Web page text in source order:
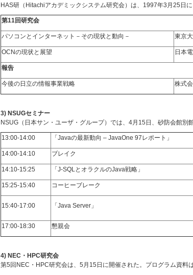
HAS研（Hitachiアカデミックシステム研究会）は、1997年3月25日に
第11回研究会
パソコンとインターネット－その現状と動向－ 東京
OCNの現状と展望 日本
報告
今後の日立の情報事業戦略 株式
3) NSUGセミナー
NSUG（日本サン・ユーザ・グループ）では、4月15日、砂防会館別
13:00-14:00 「Javaの最新動向 – JavaOne 97レポート」
14:00-14:10 ブレイク
14:10-15:25 「J-SQLとオラクルのJava戦略」
15:25-15:40 コーヒーブレーク
15:40-17:00 「Java Server」
17:00-18:30 懇親会
4) NEC・HPC研究会
第5回NEC・HPC研究会は、5月15日に開催された。プログラム資料